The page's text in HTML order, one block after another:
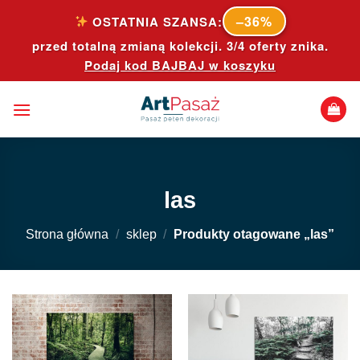
content
OSTATNIA SZANSA: –36%
przed totalną zmianą kolekcji. 3/4 oferty znika.
Podaj kod BAJBAJ w koszyku
las
Strona główna / sklep / Produkty otagowane „las”